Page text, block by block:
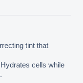
tint that
Hydrates cells while